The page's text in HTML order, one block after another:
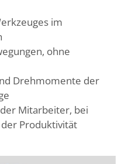
im
ohne
Drehmomente der
Mitarbeiter, bei
Produktivität